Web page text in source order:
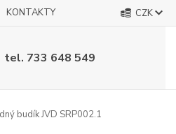
KONTAKTY CZK
tel. 733 648 549
budík JVD SRP002.1